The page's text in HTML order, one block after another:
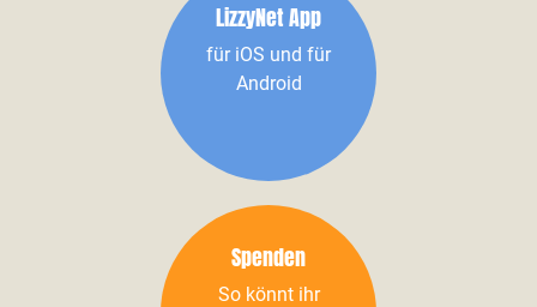
LizzyNet App
für iOS und für
Android
Spenden
So könnt ihr